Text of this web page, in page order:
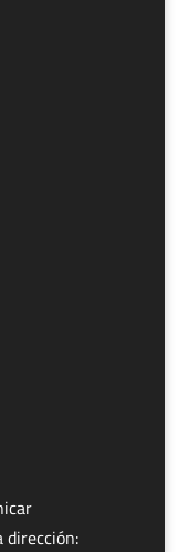
dirección: